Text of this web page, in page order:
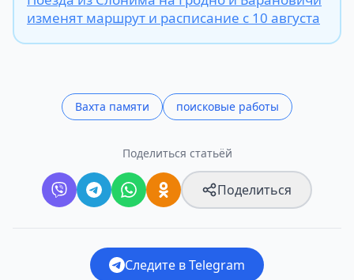
изменят маршрут и расписание с 10 августа
Вахта памяти поисковые работы
Поделиться статьёй
Поделиться
Следите в Telegram